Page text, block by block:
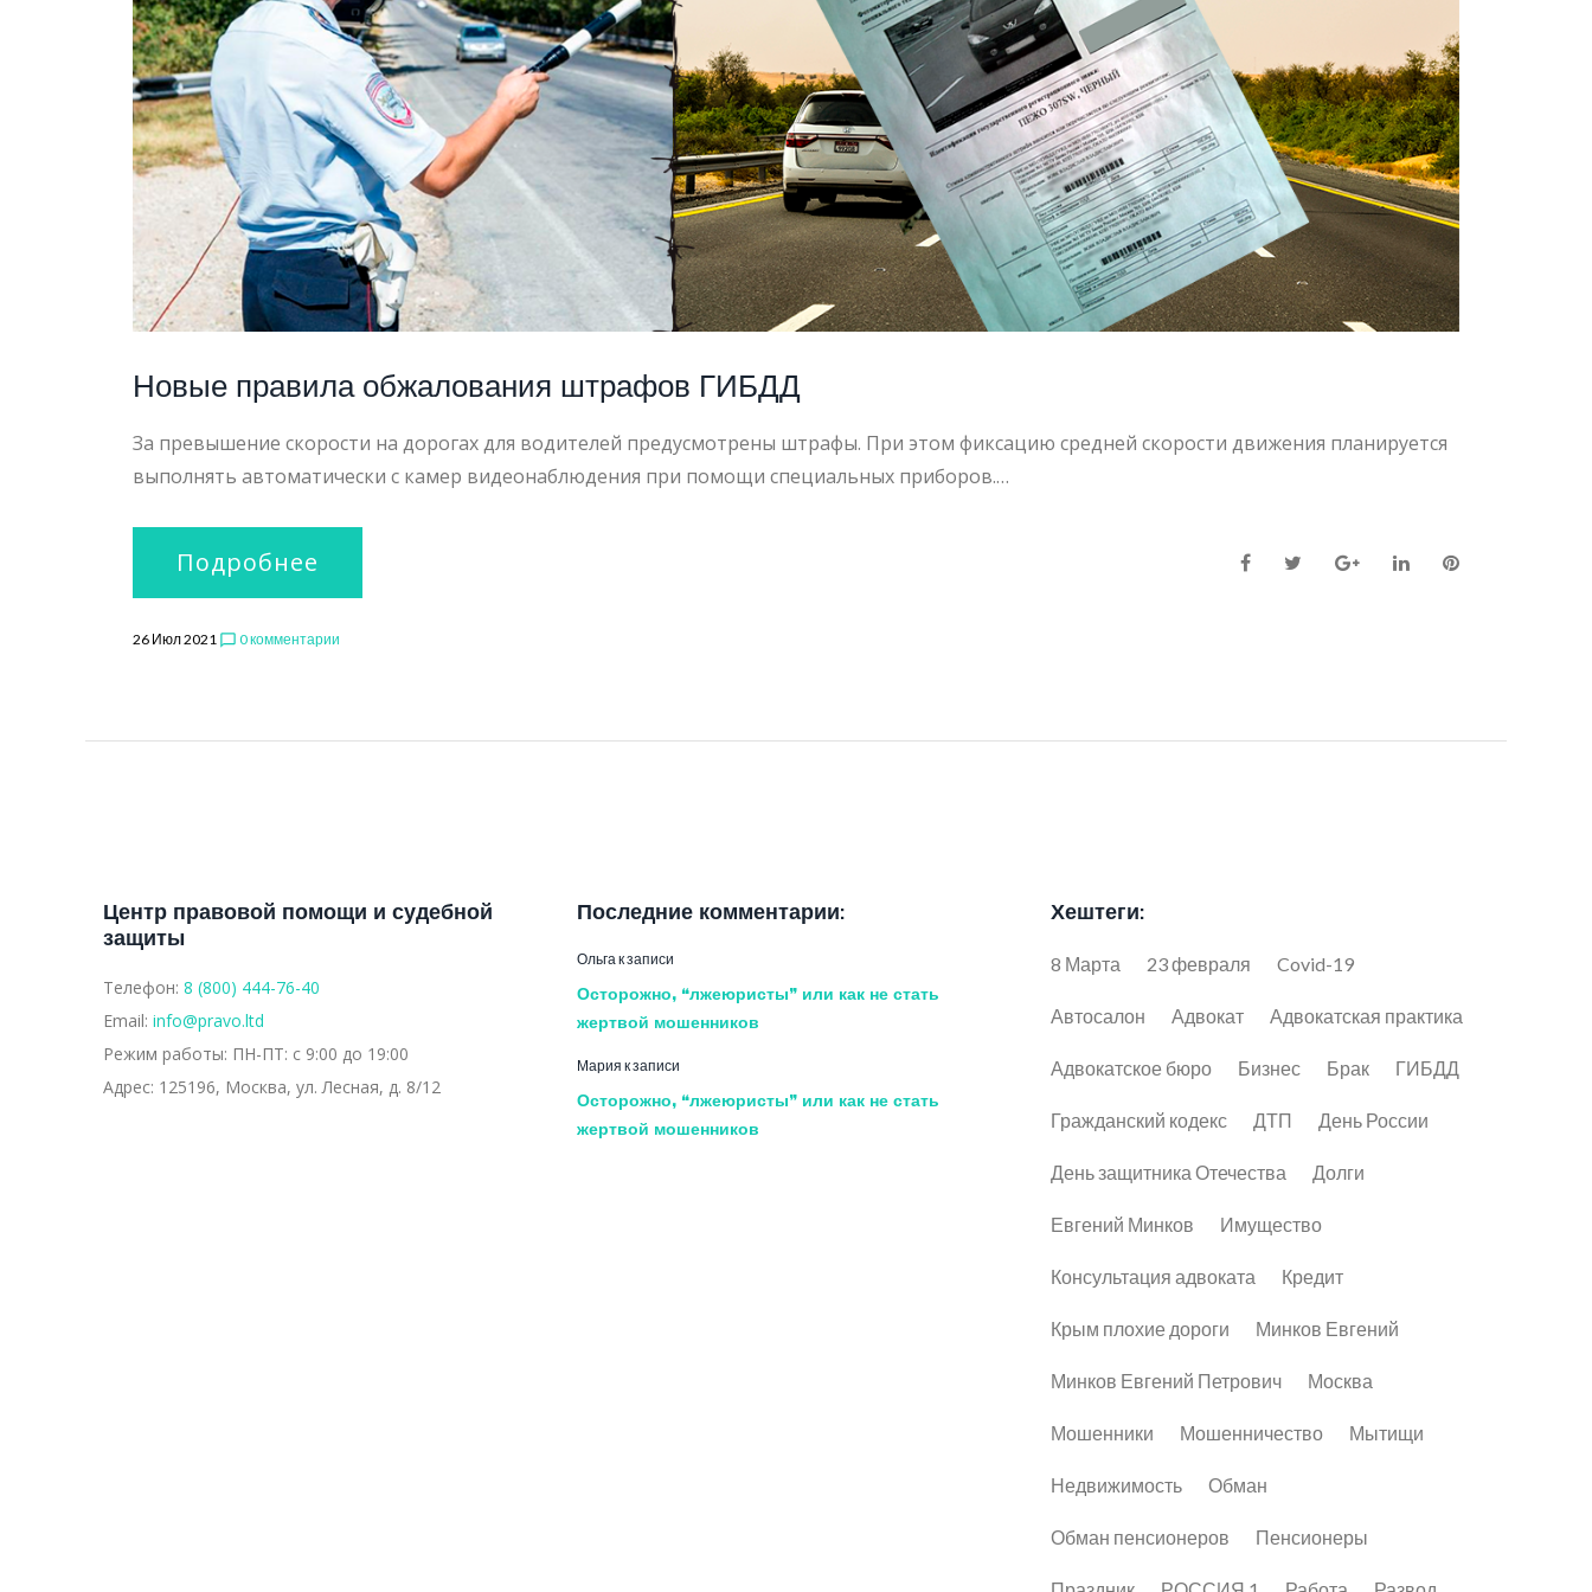
СКОРОСТИ
Новые правила обжалования штрафов ГИБДД
За превышение скорости на дорогах для водителей предусмотрены штрафы. При этом фиксацию средней скорости движения планируется
выполнять автоматически с камер видеонаблюдения при помощи специальных приборов.…
Подробнее FacebookTwitter Google+LinkedIn
26 Июл 2021 chat_bubble_outline 0 комментарии
Центр правовой помощи и судебной
защиты
Телефон: 8 (800) 444-76-40
Email: info@pravo.ltd
Режим работы: ПН-ПТ: с 9:00 до 19:00
Адрес: 125196, Москва, ул. Лесная, д. 8/12
Последние комментарии:
Ольга к записи
Осторожно, “лжеюристы” или как не стать
жертвой мошенников
Мария к записи
Осторожно, “лжеюристы” или как не стать
жертвой мошенников
Хештеги:
8 Марта 23 февраля Covid-19
Автосалон Адвокат Адвокатская практика
Адвокатское бюро Бизнес Брак ГИБДД
Гражданский кодекс ДТП День России
День защитника Отечества Долги
Евгений Минков Имущество
Консультация адвоката Кредит
Крым плохие дороги Минков Евгений
Минков Евгений Петрович Москва
Мошенники Мошенничество Мытищи
Недвижимость Обман
Обман пенсионеров Пенсионеры